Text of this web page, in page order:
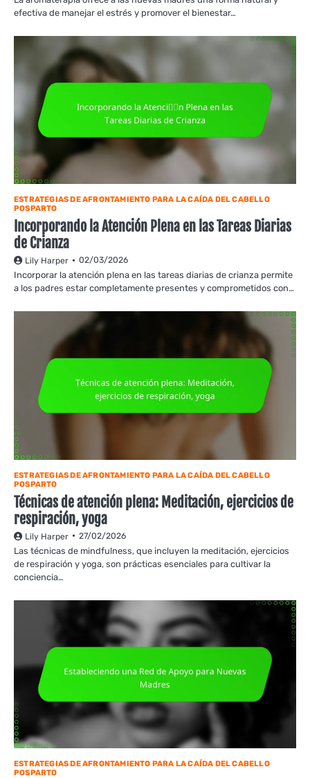
efectiva de manejar el estrés y promover el bienestar…
ESTRATEGIAS DE AFRONTAMIENTO PARA LA CAÍDA DEL CABELLO
POSPARTO
Incorporando la Atención Plena en las Tareas Diarias
de Crianza
Lily Harper 02/03/2026
Incorporar la atención plena en las tareas diarias de crianza permite
a los padres estar completamente presentes y comprometidos con…
ESTRATEGIAS DE AFRONTAMIENTO PARA LA CAÍDA DEL CABELLO
POSPARTO
Técnicas de atención plena: Meditación, ejercicios de
respiración, yoga
Lily Harper 27/02/2026
Las técnicas de mindfulness, que incluyen la meditación, ejercicios
de respiración y yoga, son prácticas esenciales para cultivar la
conciencia…
ESTRATEGIAS DE AFRONTAMIENTO PARA LA CAÍDA DEL CABELLO
POSPARTO